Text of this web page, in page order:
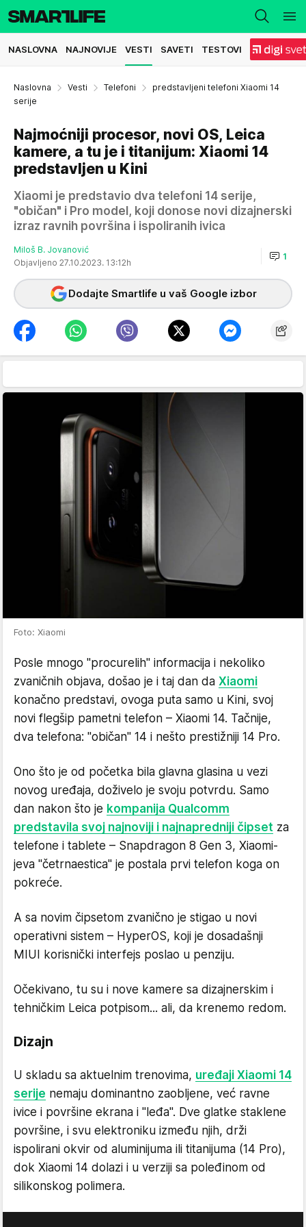
NASLOVNA NAJNOVIJE VESTI SAVETI TESTOVI
Naslovna Vesti Telefoni
predstavljeni telefoni Xiaomi 14
serije
Najmoćniji procesor, novi OS, Leica
kamere, a tu je i titanijum: Xiaomi 14
predstavljen u Kini
Xiaomi je predstavio dva telefoni 14 serije,
"običan" i Pro model, koji donose novi dizajnerski
izraz ravnih površina i ispoliranih ivica
Miloš B. Jovanović
Objavljeno 27.10.2023. 13:12h
1
Dodajte Smartlife u vaš Google izbor
Foto: Xiaomi
Posle mnogo "procurelih" informacija i nekoliko
zvaničnih objava, došao je i taj dan da Xiaomi
konačno predstavi, ovoga puta samo u Kini, svoj
novi flegšip pametni telefon – Xiaomi 14. Tačnije,
dva telefona: "običan" 14 i nešto prestižniji 14 Pro.
Ono što je od početka bila glavna glasina u vezi
novog uređaja, doživelo je svoju potvrdu. Samo
dan nakon što je kompanija Qualcomm
predstavila svoj najnoviji i najnapredniji čipset za
telefone i tablete – Snapdragon 8 Gen 3, Xiaomi-
jeva "četrnaestica" je postala prvi telefon koga on
pokreće.
A sa novim čipsetom zvanično je stigao u novi
operativni sistem – HyperOS, koji je dosadašnji
MIUI korisnički interfejs poslao u penziju.
Očekivano, tu su i nove kamere sa dizajnerskim i
tehničkim Leica potpisom... ali, da krenemo redom.
Dizajn
U skladu sa aktuelnim trenovima, uređaji Xiaomi 14
serije nemaju dominantno zaobljene, već ravne
ivice i površine ekrana i "leđa". Dve glatke staklene
površine, i svu elektroniku između njih, drži
ispolirani okvir od aluminijuma ili titanijuma (14 Pro),
dok Xiaomi 14 dolazi i u verziji sa poleđinom od
silikonskog polimera.